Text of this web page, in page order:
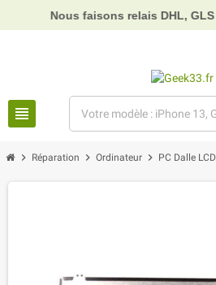
Nous faisons relais DHL, GLS et UPS.
view_headline
chevron_right Réparation chevron_right Ordinateur chevron_right PC Dalle LCD